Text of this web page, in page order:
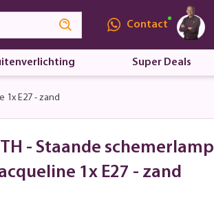
Contact
Super Deals
1x E27 - zand
- Staande schemerlamp
1x E27 - zand